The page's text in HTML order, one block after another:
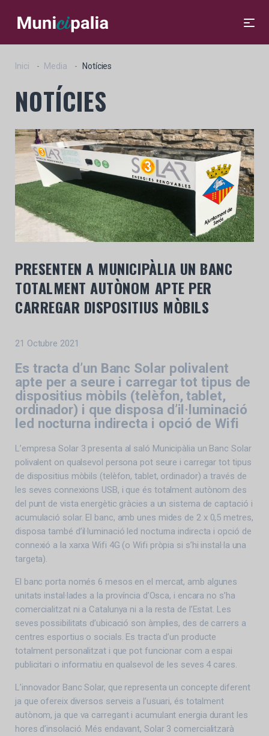
Inici Media Notícies
NOTÍCIES
PRESENTEN A MUNICIPÀLIA UN BANC
TOTALMENT AUTÒNOM APTE PER
CARREGAR DISPOSITIUS MÒBILS
21 Octubre 2021
Es tracta d’un Banc Solar polivalent
apte per a seure i carregar tot tipus de
dispositius mòbils (telèfon, tablet,
ordinador) i que disposa d’il·luminació
led nocturna indirecta i opció de Wifi
L’empresa Solar 3 presenta al saló Municipàlia un Banc Solar
polivalent on qualsevol persona pot seure i carregar tot tipus
de dispositius mòbils (telèfon, tablet, ordinador) a través de
les seves connexions USB, i que és totalment autònom des
del punt de vista energètic gràcies a un sistema de captació i
acumulació solar. El banc, amb unes mides de 2 x 0,5 metres,
disposa també d’il·luminació led nocturna indirecta i opció de
connexió a la xarxa Wifi 4G (o Wifi pròpia si s’hi instal·la una
targeta).
El banc porta només 6 mesos en el mercat, amb algunes
unitats instal·lades a la província d’Osca, i encara no s’ha
comercialitzat ni a Catalunya ni a la resta de l’Estat. Les
seves possibilitats d’ubicació son àmplies, des de carrers a
centres esportius o socials. Es tracta d’un producte
totalment personalitzat i que pot funcionar com a espai
publicitari o informatiu en qualsevol de les seves 4 cares.
L’innovador Banc Solar, que representa un concepte diferent
ja que ofereix diversos serveis a l’usuari, és totalment
autònom, ja que va carregant i acumulant energia durant les
hores d’insolació. Més endavant, Solar 3 comercialitzarà